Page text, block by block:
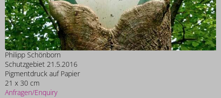
Philipp Schönborn
Schutzgebiet 21.5.2016
Pigmentdruck auf Papier
21 x 30 cm
Anfragen/Enquiry